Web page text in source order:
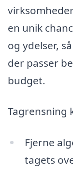
en unik
og ydelser,
der passer
budget.
Tagrensning
Fjerne
tagets